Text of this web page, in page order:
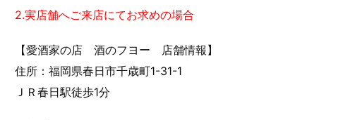
2.実店舗へご来店にてお求めの場合
【愛酒家の店 酒のフヨー 店舗情報】
住所：福岡県春日市千歳町1-31-1
ＪＲ春日駅徒歩1分